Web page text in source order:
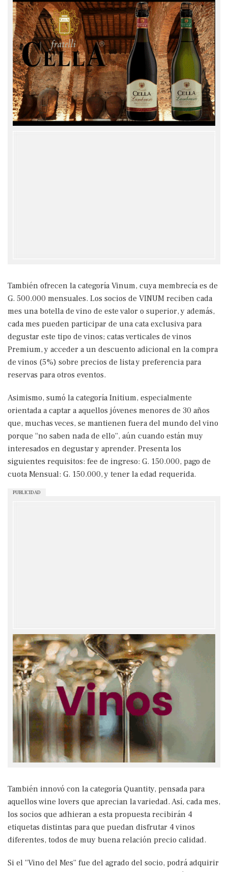
También ofrecen la categoría Vinum, cuya membrecía es de
G. 500.000 mensuales. Los socios de VINUM reciben cada
mes una botella de vino de este valor o superior, y además,
cada mes pueden participar de una cata exclusiva para
degustar este tipo de vinos; catas verticales de vinos
Premium, y acceder a un descuento adicional en la compra
de vinos (5%) sobre precios de lista y preferencia para
reservas para otros eventos.
Asimismo, sumó la categoría Initium, especialmente
orientada a captar a aquellos jóvenes menores de 30 años
que, muchas veces, se mantienen fuera del mundo del vino
porque “no saben nada de ello”, aún cuando están muy
interesados en degustar y aprender. Presenta los
siguientes requisitos: fee de ingreso: G. 150.000, pago de
cuota Mensual: G. 150.000, y tener la edad requerida.
PUBLICIDAD
También innovó con la categoría Quantity, pensada para
aquellos wine lovers que aprecian la variedad. Así, cada mes,
los socios que adhieran a esta propuesta recibirán 4
etiquetas distintas para que puedan disfrutar 4 vinos
diferentes, todos de muy buena relación precio calidad.
Si el “Vino del Mes” fue del agrado del socio, podrá adquirir